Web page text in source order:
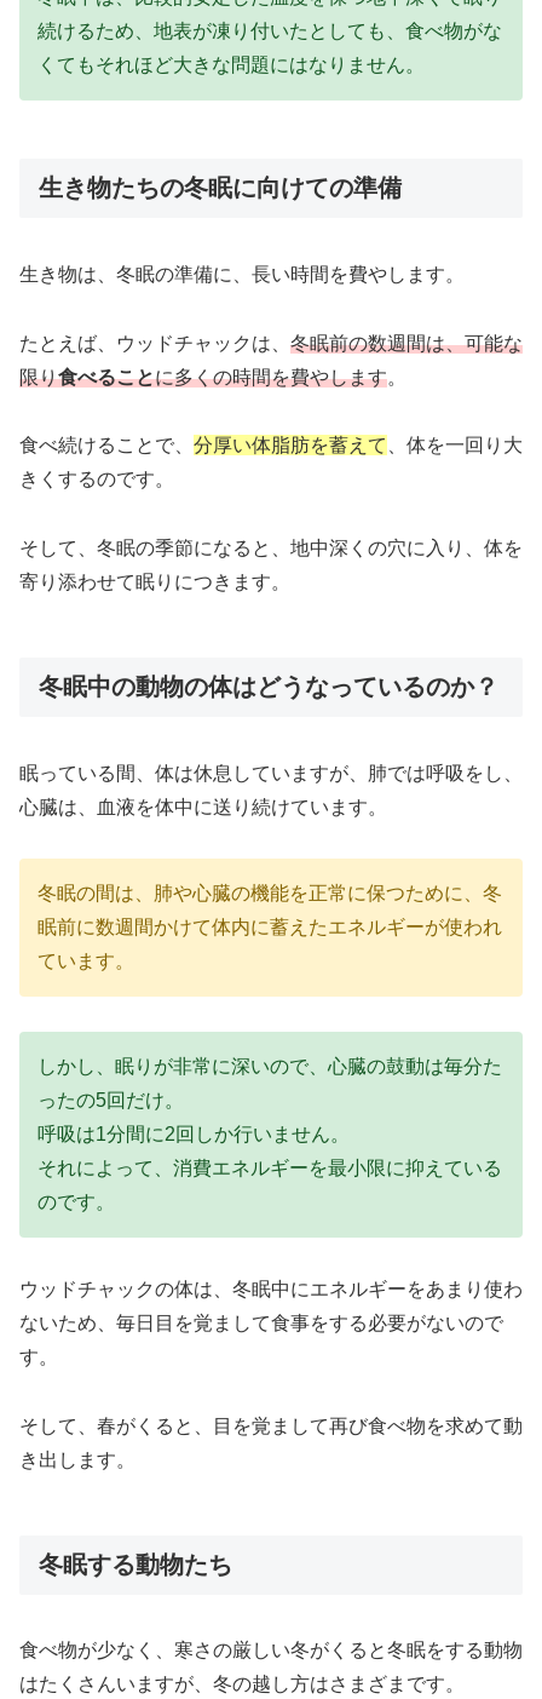
続けるため、地表が凍り付いたとしても、食べ物がな
くてもそれほど大きな問題にはなりません。
生き物たちの冬眠に向けての準備
生き物は、冬眠の準備に、長い時間を費やします。
たとえば、ウッドチャックは、 冬眠前の数週間は、可能な
限り食べることに多くの時間を費やします。
食べ続けることで、 分厚い体脂肪を蓄えて
、体を一回り大
きくするのです。
そして、冬眠の季節になると、地中深くの穴に入り、体を
寄り添わせて眠りにつきます。
冬眠中の動物の体はどうなっているのか？
眠っている間、体は休息していますが、肺では呼吸をし、
心臓は、血液を体中に送り続けています。
冬眠の間は、肺や心臓の機能を正常に保つために、冬
眠前に数週間かけて体内に蓄えたエネルギーが使われ
ています。
しかし、眠りが非常に深いので、心臓の鼓動は毎分た
ったの5回だけ。
呼吸は1分間に2回しか行いません。
それによって、消費エネルギーを最小限に抑えている
のです。
ウッドチャックの体は、冬眠中にエネルギーをあまり使わ
ないため、毎日目を覚まして食事をする必要がないので
す。
そして、春がくると、目を覚まして再び食べ物を求めて動
き出します。
冬眠する動物たち
食べ物が少なく、寒さの厳しい冬がくると冬眠をする動物
はたくさんいますが、冬の越し方はさまざまです。